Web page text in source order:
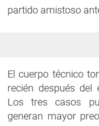
partido amistoso
El cuerpo técnico
recién después del
Los tres casos
generan mayor